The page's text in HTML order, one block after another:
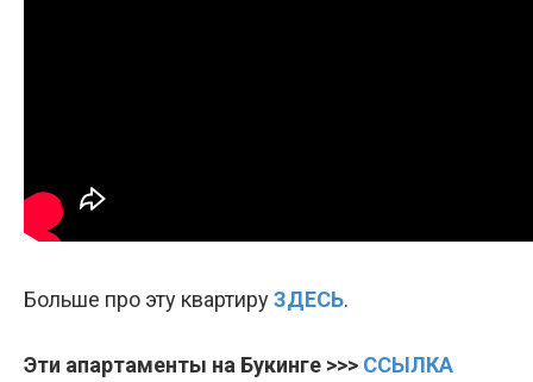
Больше про эту квартируЗДЕСЬ.
Эти апартаменты на Букинге >>> ССЫЛКА